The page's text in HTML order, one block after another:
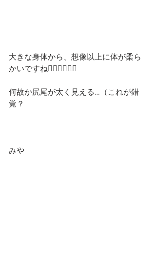
大きな身体から、想像以上に体が柔ら
かいですね🤸‍♀️🤸‍♀️🤸‍♀️
何故か尻尾が太く見える…（これが錯
覚？
みや